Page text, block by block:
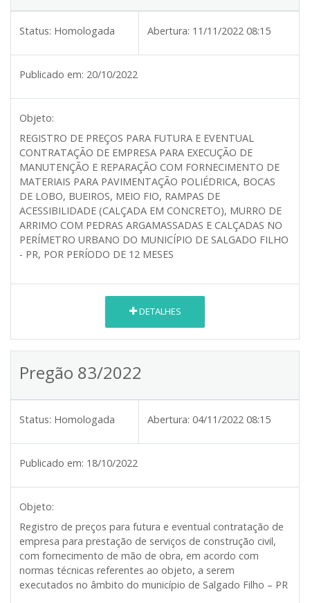
Status: Homologada Abertura: 11/11/2022 08:15
Publicado em: 20/10/2022
Objeto:
REGISTRO DE PREÇOS PARA FUTURA E EVENTUAL
CONTRATAÇÃO DE EMPRESA PARA EXECUÇÃO DE
MANUTENÇÃO E REPARAÇÃO COM FORNECIMENTO DE
MATERIAIS PARA PAVIMENTAÇÃO POLIÉDRICA, BOCAS
DE LOBO, BUEIROS, MEIO FIO, RAMPAS DE
ACESSIBILIDADE (CALÇADA EM CONCRETO), MURRO DE
ARRIMO COM PEDRAS ARGAMASSADAS E CALÇADAS NO
PERÍMETRO URBANO DO MUNICÍPIO DE SALGADO FILHO
- PR, POR PERÍODO DE 12 MESES
DETALHES
Pregão 83/2022
Status: Homologada Abertura: 04/11/2022 08:15
Publicado em: 18/10/2022
Objeto:
Registro de preços para futura e eventual contratação de
empresa para prestação de serviços de construção civil,
com fornecimento de mão de obra, em acordo com
normas técnicas referentes ao objeto, a serem
executados no âmbito do município de Salgado Filho – PR